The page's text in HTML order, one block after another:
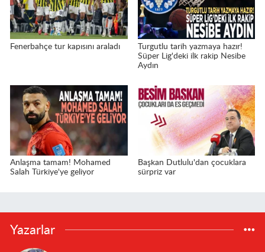
Fenerbahçe tur kapısını araladı
Turgutlu tarih yazmaya hazır!
Süper Lig'deki ilk rakip Nesibe
Aydın
Anlaşma tamam! Mohamed
Salah Türkiye'ye geliyor
Başkan Dutlulu'dan çocuklara
sürpriz var
Yazarlar